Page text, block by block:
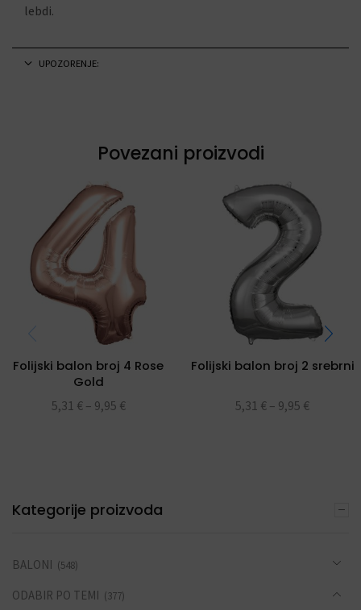
lebdi.
UPOZORENJE:
Povezani proizvodi
Folijski balon broj 4 Rose
Gold
5,31 € – 9,95 €
Folijski balon broj 2 srebrni
5,31 € – 9,95 €
Kategorije proizvoda
BALONI (548)
ODABIR PO TEMI (377)